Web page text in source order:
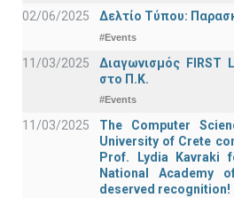
02/06/2025
Δελτίο Τύπου:
#Events
11/03/2025
Διαγωνισμός FIRST
στο Π.Κ.
#Events
11/03/2025
The Computer
University of Crete
Prof. Lydia Kavraki
National Academy
deserved recognition!